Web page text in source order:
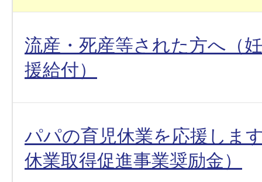
流産・死産等された方へ（
援給付）
パパの育児休業を応援しま
休業取得促進事業奨励金）